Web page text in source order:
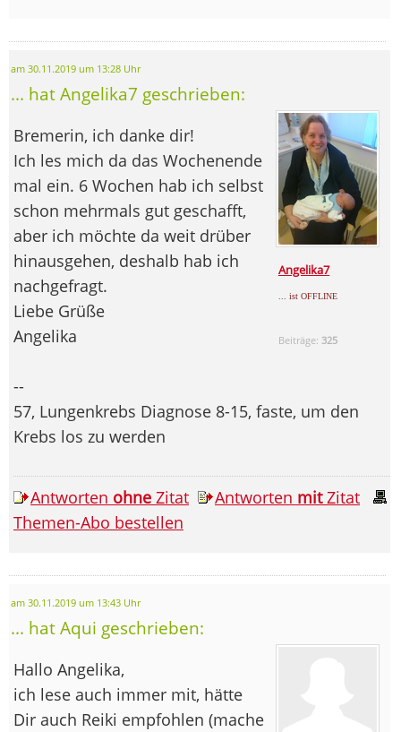
am 30.11.2019 um 13:28 Uhr
... hat Angelika7 geschrieben:
Angelika7
... ist OFFLINE
Beiträge: 325
Bremerin, ich danke dir!
Ich les mich da das Wochenende
mal ein. 6 Wochen hab ich selbst
schon mehrmals gut geschafft,
aber ich möchte da weit drüber
hinausgehen, deshalb hab ich
nachgefragt.
Liebe Grüße
Angelika
--
57, Lungenkrebs Diagnose 8-15, faste, um den
Krebs los zu werden
Antworten ohne Zitat Antworten mitZitat
Themen-Abo bestellen
am 30.11.2019 um 13:43 Uhr
... hat Aqui geschrieben:
Hallo Angelika,
ich lese auch immer mit, hätte
Dir auch Reiki empfohlen (mache